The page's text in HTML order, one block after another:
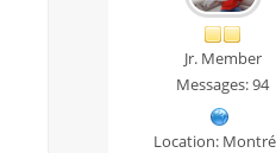
Jr. Member
Messages: 94
Location: